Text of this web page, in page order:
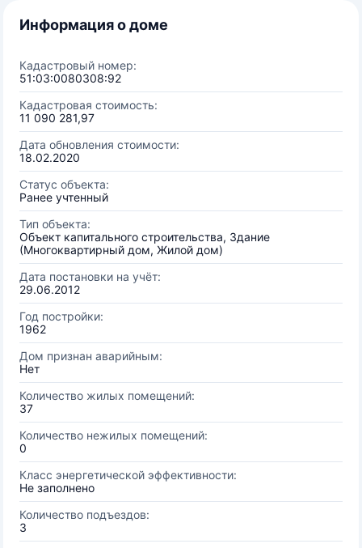
Информация о доме
Кадастровый номер:
51:03:0080308:92
Кадастровая стоимость:
11 090 281,97
Дата обновления стоимости:
18.02.2020
Статус объекта:
Ранее учтенный
Тип объекта:
Объект капитального строительства, Здание
(Многоквартирный дом, Жилой дом)
Дата постановки на учёт:
29.06.2012
Год постройки:
1962
Дом признан аварийным:
Нет
Количество жилых помещений:
37
Количество нежилых помещений:
0
Класс энергетической эффективности:
Не заполнено
Количество подъездов:
3